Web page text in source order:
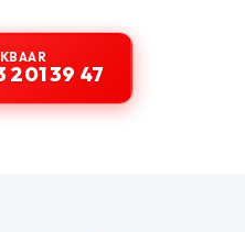
201 39 47